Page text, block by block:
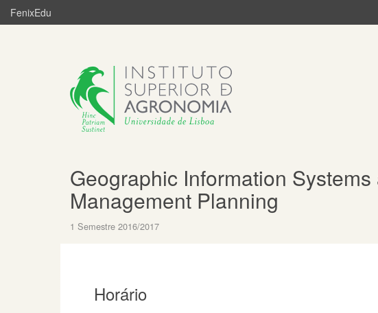
FenixEdu
Geographic Information
Management Planning
1 Semestre 2016/2017
Horário